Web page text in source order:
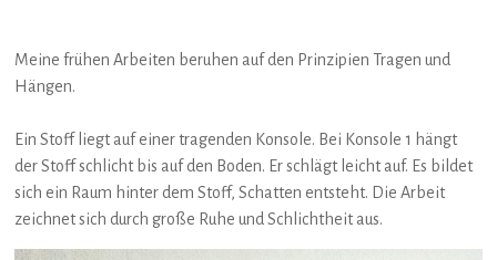
Meine frühen Arbeiten beruhen auf den Prinzipien Tragen und
Hängen.
Ein Stoff liegt auf einer tragenden Konsole. Bei Konsole 1 hängt
der Stoff schlicht bis auf den Boden. Er schlägt leicht auf. Es bildet
sich ein Raum hinter dem Stoff, Schatten entsteht. Die Arbeit
zeichnet sich durch große Ruhe und Schlichtheit aus.